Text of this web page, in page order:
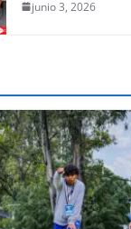
junio 3, 2026